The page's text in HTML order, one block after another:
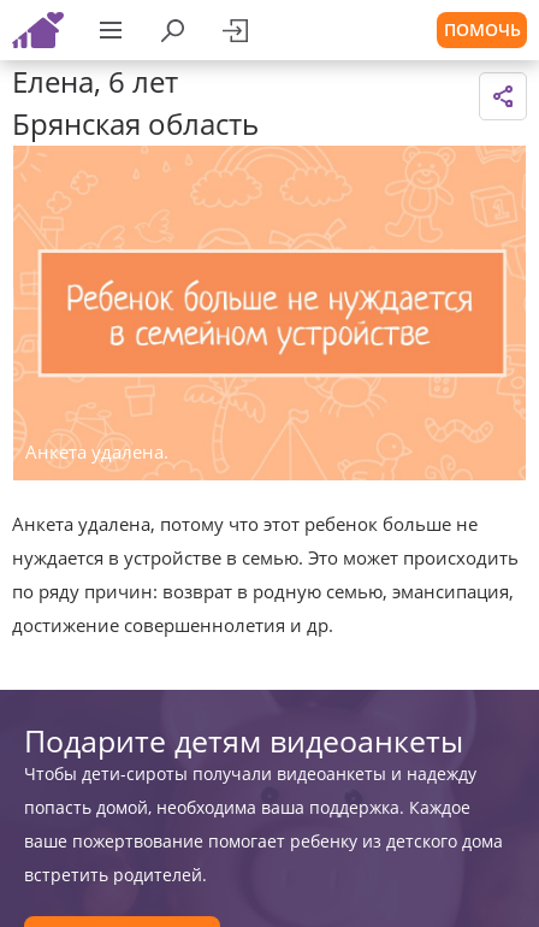
ПОМОЧЬ
Елена, 6 лет
Брянская область
Анкета удалена.
Анкета удалена, потому что этот ребенок больше не
нуждается в устройстве в семью. Это может происходить
по ряду причин: возврат в родную семью, эмансипация,
достижение совершеннолетия и др.
Подарите детям видеоанкеты
Чтобы дети-сироты получали видеоанкеты и надежду
попасть домой, необходима ваша поддержка. Каждое
ваше пожертвование помогает ребенку из детского дома
встретить родителей.